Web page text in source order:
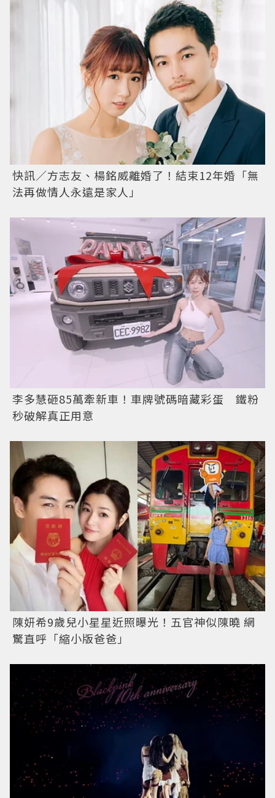
快訊／方志友、楊銘威離婚了！結束12年婚「無
法再做情人永遠是家人」
李多慧砸85萬牽新車！車牌號碼暗藏彩蛋 鐵粉
秒破解真正用意
陳妍希9歲兒小星星近照曝光！五官神似陳曉 網
驚直呼「縮小版爸爸」